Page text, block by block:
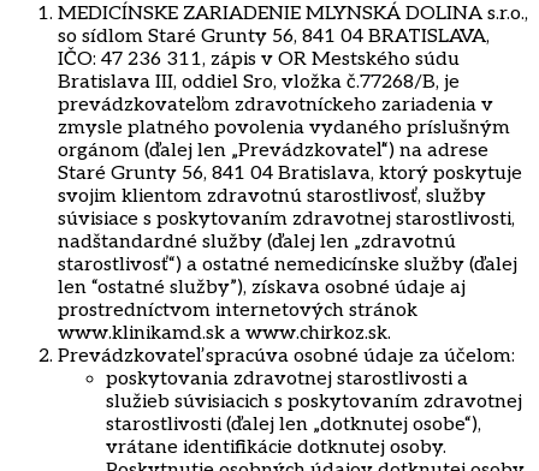
MEDICÍNSKE ZARIADENIE MLYNSKÁ DOLINA s.r.o.,
so sídlom Staré Grunty 56, 841 04 BRATISLAVA,
IČO: 47 236 311, zápis v OR Mestského súdu
Bratislava III, oddiel Sro, vložka č.77268/B, je
prevádzkovateľom zdravotníckeho zariadenia v
zmysle platného povolenia vydaného príslušným
orgánom (ďalej len „Prevádzkovateľ“) na adrese
Staré Grunty 56, 841 04 Bratislava, ktorý poskytuje
svojim klientom zdravotnú starostlivosť, služby
súvisiace s poskytovaním zdravotnej starostlivosti,
nadštandardné služby (ďalej len „zdravotnú
starostlivosť“) a ostatné nemedicínske služby (ďalej
len “ostatné služby”), získava osobné údaje aj
prostredníctvom internetových stránok
www.klinikamd.sk a www.chirkoz.sk.
Prevádzkovateľ spracúva osobné údaje za účelom:
poskytovania zdravotnej starostlivosti a
služieb súvisiacich s poskytovaním zdravotnej
starostlivosti (ďalej len „dotknutej osobe“),
vrátane identifikácie dotknutej osoby.